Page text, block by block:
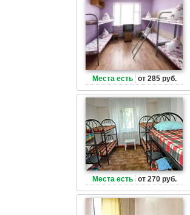
Места есть от 285 руб.
Места есть от 270 руб.